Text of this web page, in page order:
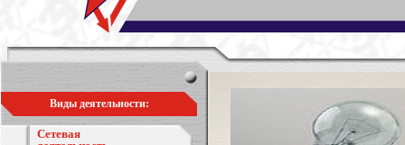
Виды деятельности:
Сетевая